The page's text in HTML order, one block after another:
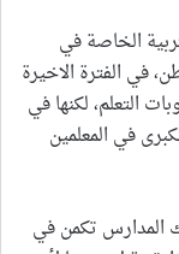
الخاصة في
في الفترة الاخيرة
التعلم، لكنها في
في المعلمين
المدارس تكمن في